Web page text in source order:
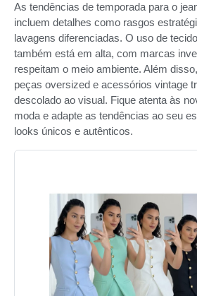
As tendências de temporada para o
incluem detalhes como rasgos
lavagens diferenciadas. O uso de
também está em alta, com marcas
respeitam o meio ambiente. Além
peças oversized e acessórios vintage
descolado ao visual. Fique atenta às
moda e adapte as tendências ao seu
looks únicos e autênticos.